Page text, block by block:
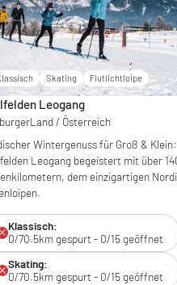
Skating Flutlichtloipe
Leogang
/ Österreich
Wintergenuss für Groß & Klein:
Leogang begeistert mit über
dem einzigartigen
Klassisch:
0/70.5km gespurt - 0/15 geöffnet
Skating:
0/70.5km gespurt - 0/15 geöffnet